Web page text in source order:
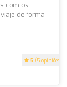
5 (5 opiniões)
com os
de forma